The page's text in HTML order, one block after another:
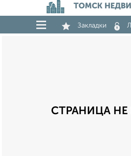
ТОМСК
Закладки
СТРАНИЦА